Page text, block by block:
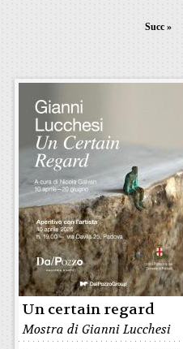
Succ »
Un certain regard
Mostra di Gianni Lucchesi